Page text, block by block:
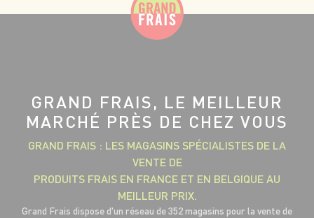
GRAND FRAIS, LE MEILLEUR
MARCHÉ PRÈS DE CHEZ VOUS
GRAND FRAIS : LES MAGASINS SPÉCIALISTES DE LA
VENTE DE
PRODUITS FRAIS EN FRANCE ET EN BELGIQUE AU
MEILLEUR PRIX.
Grand Frais dispose d'un réseau de 352 magasins pour la vente de